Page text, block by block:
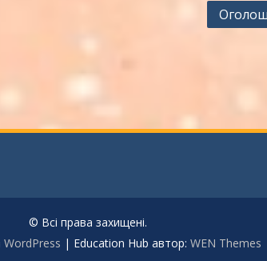
© Всі права захищені.
| Education Hub автор: WEN Themes